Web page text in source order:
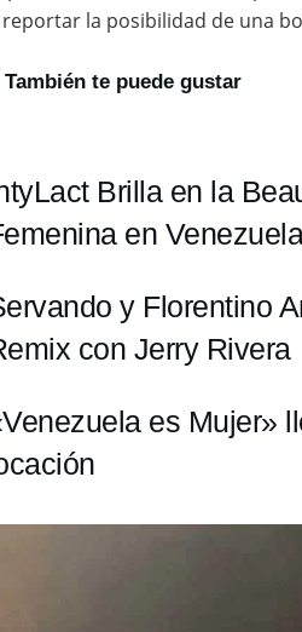
la posibilidad de una
También te puede gustar
Brilla en la
en
y Florentino
con Jerry Rivera
es Mujer»